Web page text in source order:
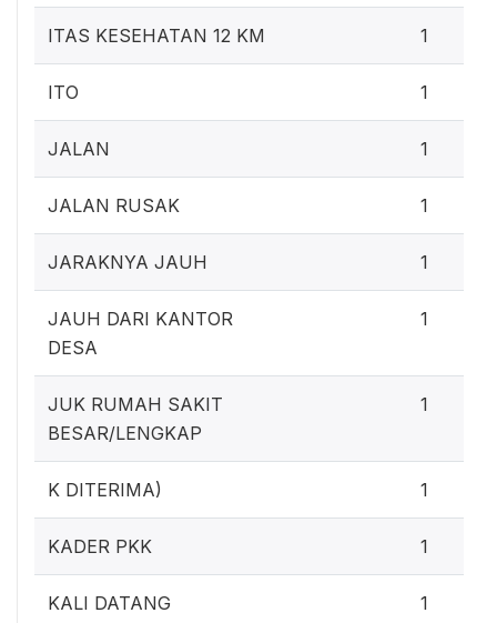
ITAS KESEHATAN 12 KM 1
ITO 1
JALAN 1
JALAN RUSAK 1
JARAKNYA JAUH 1
JAUH DARI KANTOR
DESA
1
JUK RUMAH SAKIT
BESAR/LENGKAP
1
K DITERIMA) 1
KADER PKK 1
KALI DATANG 1